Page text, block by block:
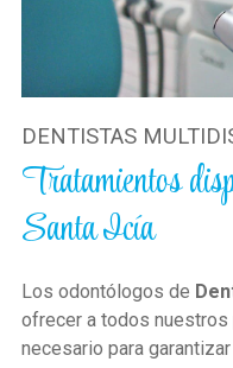
DENTISTAS
Tratamientos
Santa Icía
Los odontólogos de
ofrecer a todos
necesario para